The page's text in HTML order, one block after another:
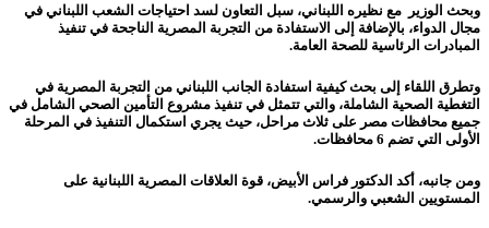
وبحث الوزير مع نظيره اللبناني، سبل التعاون لسد احتياجات الشعب اللبناني في
مجال الدواء، بالإضافة إلى الاستفادة من التجربة المصرية الناجحة في تنفيذ
المبادرات الرئاسية للصحة العامة.
وتطرق اللقاء إلى بحث كيفية استفادة الجانب اللبناني من التجربة المصرية في
التغطية الصحية الشاملة، والتي تتمثل في تنفيذ مشروع التأمين الصحي الشامل في
جميع محافظات مصر على ثلاث مراحل، حيث يجري استكمال التنفيذ في المرحلة
الأولى التي تضم 6 محافظات.
ومن جانبه، أكد الدكتور فراس الأبيض، قوة العلاقات المصرية اللبنانية على
المستويين الشعبي والرسمي.